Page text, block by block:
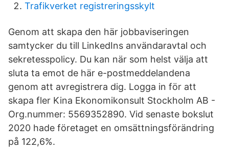
Trafikverket registreringsskylt
Genom att skapa den här jobbaviseringen
samtycker du till LinkedIns användaravtal och
sekretesspolicy. Du kan när som helst välja att
sluta ta emot de här e-postmeddelandena
genom att avregistrera dig. Logga in för att
skapa fler Kina Ekonomikonsult Stockholm AB -
Org.nummer: 5569352890. Vid senaste bokslut
2020 hade företaget en omsättningsförändring
på 122,6%.